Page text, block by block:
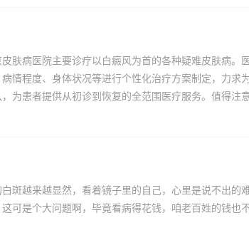
肤病医院主要诊疗以白癜风为首的各种疑难皮肤病。
情程度、身体状况等进行个性化治疗方案制定，力求
为患者提供从初诊到恢复的全范围医疗服务。值得注
斑越来越显然，看着镜子里的自己，心里是说不出的
可是个大问题啊，毕竟看病得花钱，咱老百姓的钱也